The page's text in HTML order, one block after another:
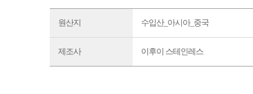
원산지 수입산_아시아_중국
제조사 이후이 스테인레스